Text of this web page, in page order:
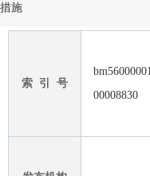
措施
索 引 号
00008830